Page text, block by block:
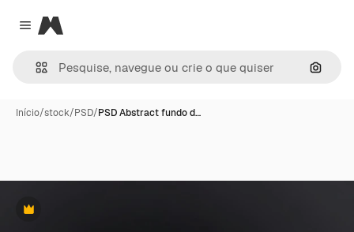
Close menu
Magnific
Início/stock/PSD/PSD Abstract fundo d…
Premium